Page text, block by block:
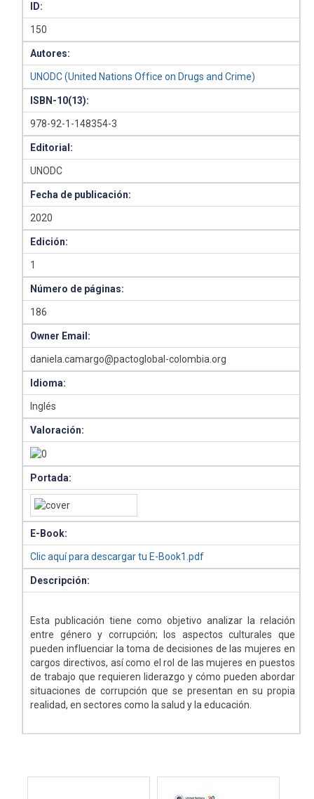
ID:
150
Autores:
UNODC (United Nations Office on Drugs and Crime)
ISBN-10(13):
978-92-1-148354-3
Editorial:
UNODC
Fecha de publicación:
2020
Edición:
1
Número de páginas:
186
Owner Email:
daniela.camargo@pactoglobal-colombia.org
Idioma:
Inglés
Valoración:
Portada:
E-Book:
Clic aquí para descargar tu E-Book1.pdf
Descripción:
Esta publicación tiene como objetivo analizar la relación
entre género y corrupción; los aspectos culturales que
pueden influenciar la toma de decisiones de las mujeres en
cargos directivos, así como el rol de las mujeres en puestos
de trabajo que requieren liderazgo y cómo pueden abordar
situaciones de corrupción que se presentan en su propia
realidad, en sectores como la salud y la educación.